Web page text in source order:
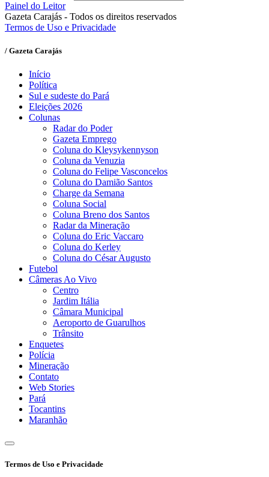
Painel do Leitor
Gazeta Carajás - Todos os direitos reservados
Termos de Uso e Privacidade
/ Gazeta Carajás
Início
Política
Sul e sudeste do Pará
Eleições 2026
Colunas
Radar do Poder
Gazeta Emprego
Coluna do Kleysykennyson
Coluna da Venuzia
Coluna do Felipe Vasconcelos
Coluna do Damião Santos
Charge da Semana
Coluna Social
Coluna Breno dos Santos
Radar da Mineração
Coluna do Eric Vaccaro
Coluna do Kerley
Coluna do César Augusto
Futebol
Câmeras Ao Vivo
Centro
Jardim Itália
Câmara Municipal
Aeroporto de Guarulhos
Trânsito
Enquetes
Polícia
Mineração
Contato
Web Stories
Pará
Tocantins
Maranhão
Termos de Uso e Privacidade